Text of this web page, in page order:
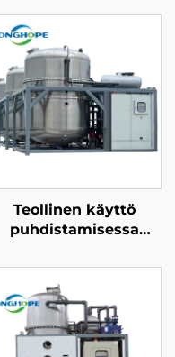
Teollinen käyttö
puhdistamisessa
valmistuslaitos